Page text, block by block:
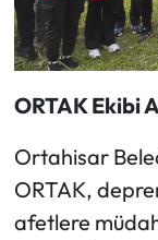
ORTAK Ekibi
Ortahisar
ORTAK,
afetlere